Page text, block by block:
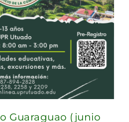
Guaraguao (junio